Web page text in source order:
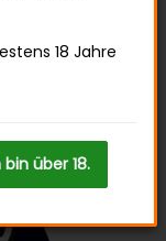
18 Jahre
über 18.